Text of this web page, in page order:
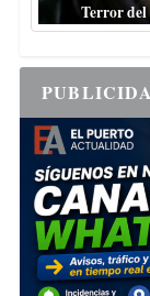
Terror del